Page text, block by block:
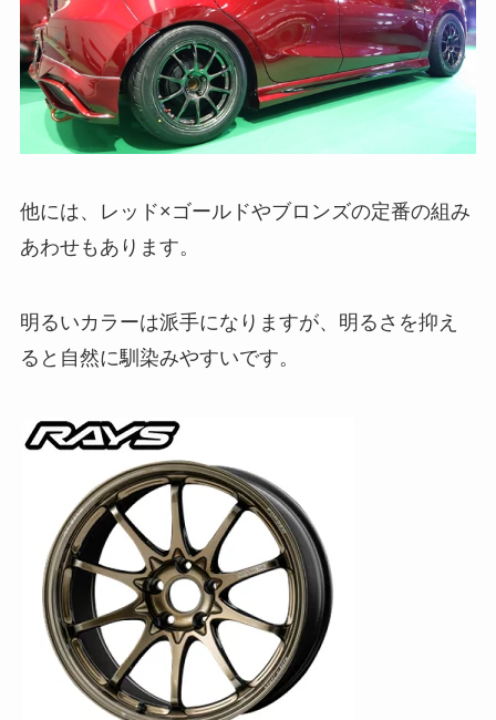
他には、レッド×ゴールドやブロンズの定番の組み
あわせもあります。
明るいカラーは派手になりますが、明るさを抑え
ると自然に馴染みやすいです。